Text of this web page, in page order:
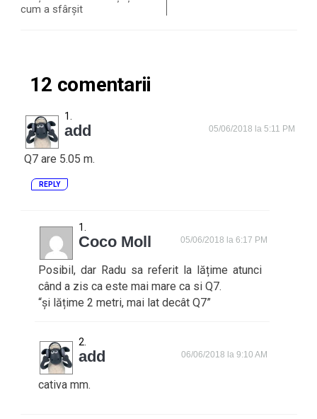
cum a sfârșit
12 comentarii
add 05/06/2018 la 5:11 PM
Q7 are 5.05 m.
REPLY
Coco Moll 05/06/2018 la 6:17 PM
Posibil, dar Radu sa referit la lățime atunci
când a zis ca este mai mare ca si Q7.
“și lățime 2 metri, mai lat decât Q7”
add 06/06/2018 la 9:10 AM
cativa mm.